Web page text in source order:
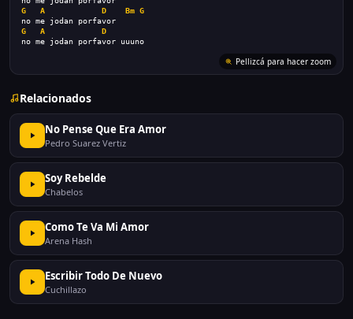
G
A D Bm G
no me jodan porfavor
G
A
D
no me jodan porfavor uuuno
Pellizcá para hacer zoom
Relacionados
No Pense Que Era Amor
Pedro Suarez Vertiz
Soy Rebelde
Chabelos
Como Te Va Mi Amor
Arena Hash
Escribir Todo De Nuevo
Cuchillazo